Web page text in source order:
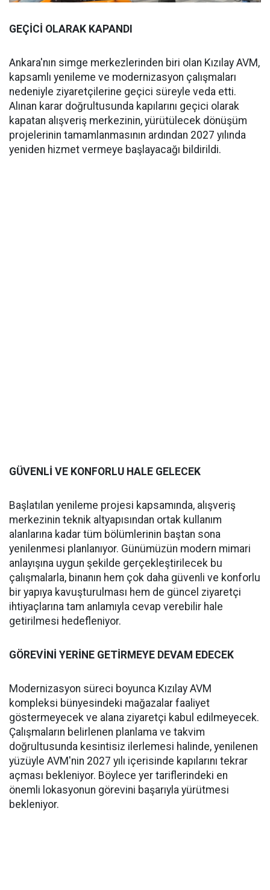
GEÇİCİ OLARAK KAPANDI
Ankara'nın simge merkezlerinden biri olan Kızılay AVM,
kapsamlı yenileme ve modernizasyon çalışmaları
nedeniyle ziyaretçilerine geçici süreyle veda etti.
Alınan karar doğrultusunda kapılarını geçici olarak
kapatan alışveriş merkezinin, yürütülecek dönüşüm
projelerinin tamamlanmasının ardından 2027 yılında
yeniden hizmet vermeye başlayacağı bildirildi.
GÜVENLİ VE KONFORLU HALE GELECEK
Başlatılan yenileme projesi kapsamında, alışveriş
merkezinin teknik altyapısından ortak kullanım
alanlarına kadar tüm bölümlerinin baştan sona
yenilenmesi planlanıyor. Günümüzün modern mimari
anlayışına uygun şekilde gerçekleştirilecek bu
çalışmalarla, binanın hem çok daha güvenli ve konforlu
bir yapıya kavuşturulması hem de güncel ziyaretçi
ihtiyaçlarına tam anlamıyla cevap verebilir hale
getirilmesi hedefleniyor.
GÖREVİNİ YERİNE GETİRMEYE DEVAM EDECEK
Modernizasyon süreci boyunca Kızılay AVM
kompleksi bünyesindeki mağazalar faaliyet
göstermeyecek ve alana ziyaretçi kabul edilmeyecek.
Çalışmaların belirlenen planlama ve takvim
doğrultusunda kesintisiz ilerlemesi halinde, yenilenen
yüzüyle AVM'nin 2027 yılı içerisinde kapılarını tekrar
açması bekleniyor. Böylece yer tariflerindeki en
önemli lokasyonun görevini başarıyla yürütmesi
bekleniyor.